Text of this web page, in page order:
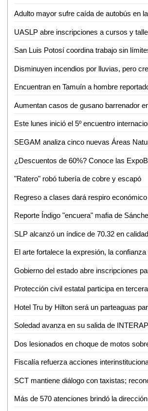
Adulto mayor sufre caída de autobús en
"Ratero" robó tubería de cobre y escapó